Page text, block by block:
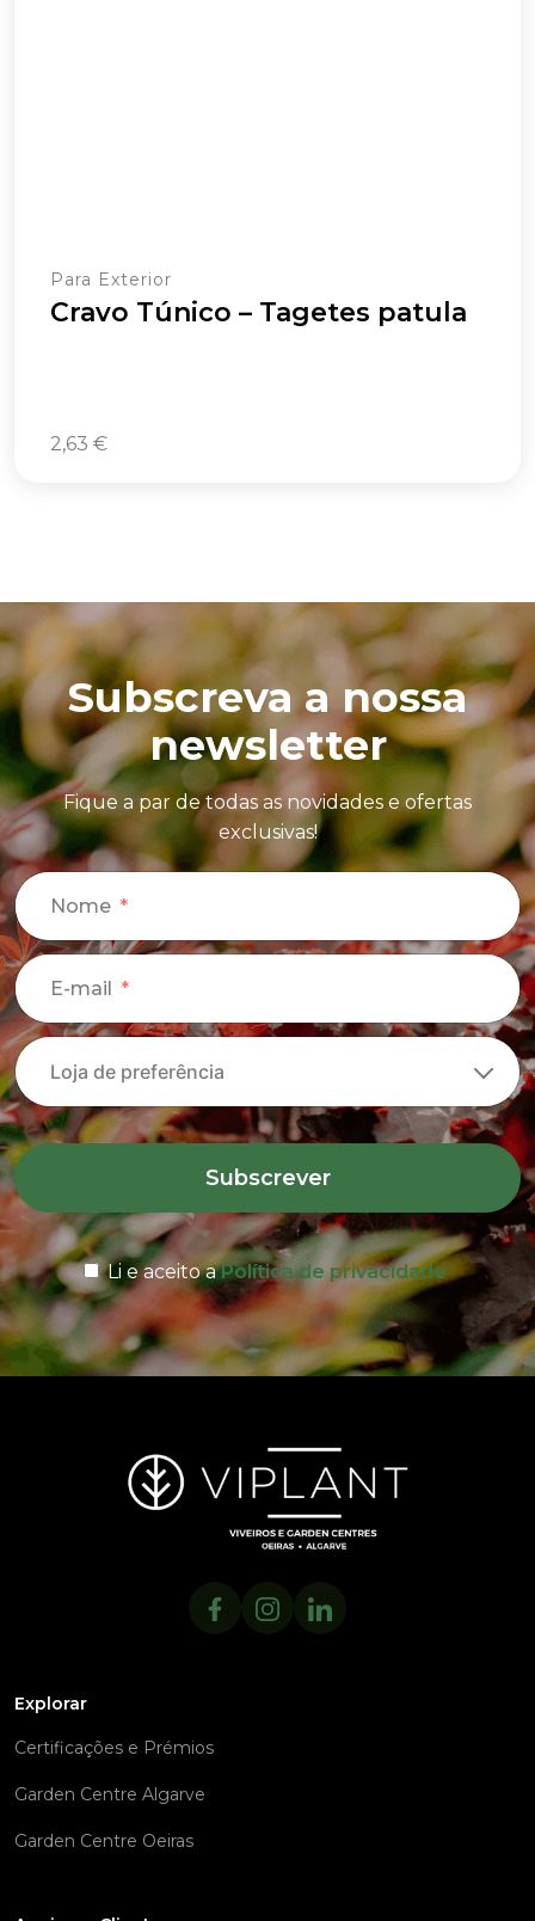
Para Exterior
Cravo Túnico – Tagetes patula
2,63 €
Subscreva a nossa
newsletter
Fique a par de todas as novidades e ofertas
exclusivas!
Nome
E-mail
Subscrever
Li e aceito aPolítica de privacidade
Explorar
Certificações e Prémios
Garden Centre Algarve
Garden Centre Oeiras